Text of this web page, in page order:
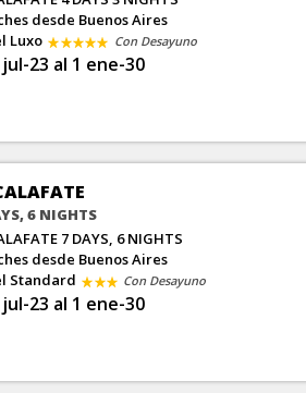
desde Buenos Aires
Luxo
Con Desayuno
23 al 1 ene-30
6 NIGHTS
7 DAYS, 6 NIGHTS
desde Buenos Aires
Standard
Con Desayuno
23 al 1 ene-30